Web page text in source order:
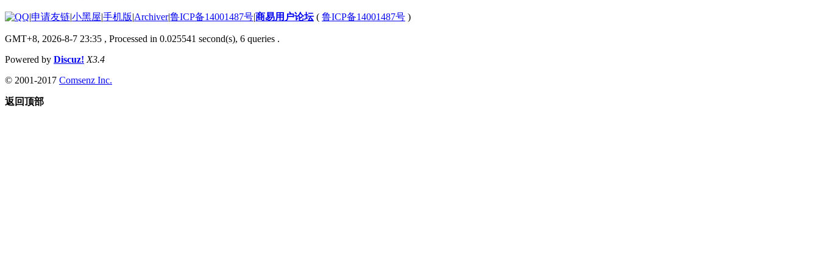
|申请友链|小黑屋|手机版|Archiver|鲁ICP备14001487号|商易用户论坛( 鲁ICP备14001487号 )
GMT+8, 2026-8-7 23:35 , Processed in 0.025541 second(s), 6 queries .
Powered by Discuz! X3.4
© 2001-2017 Comsenz Inc.
返回顶部